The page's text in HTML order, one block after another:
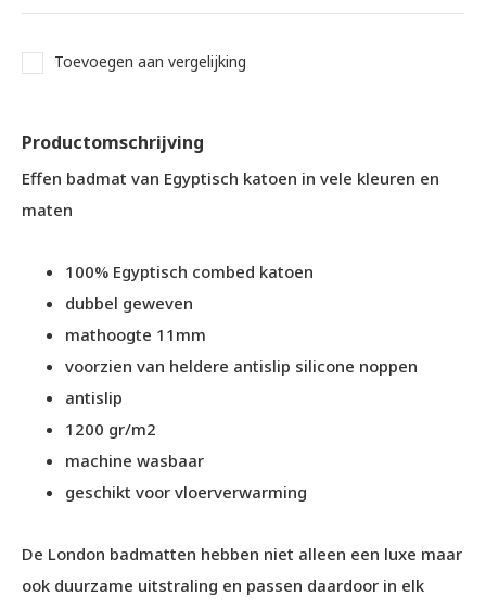
Toevoegen aan vergelijking
Productomschrijving
Effen badmat van Egyptisch katoen in vele kleuren en
maten
100% Egyptisch combed katoen
dubbel geweven
mathoogte 11mm
voorzien van heldere antislip silicone noppen
antislip
1200 gr/m2
machine wasbaar
geschikt voor vloerverwarming
De London badmatten hebben niet alleen een luxe maar
ook duurzame uitstraling en passen daardoor in elk